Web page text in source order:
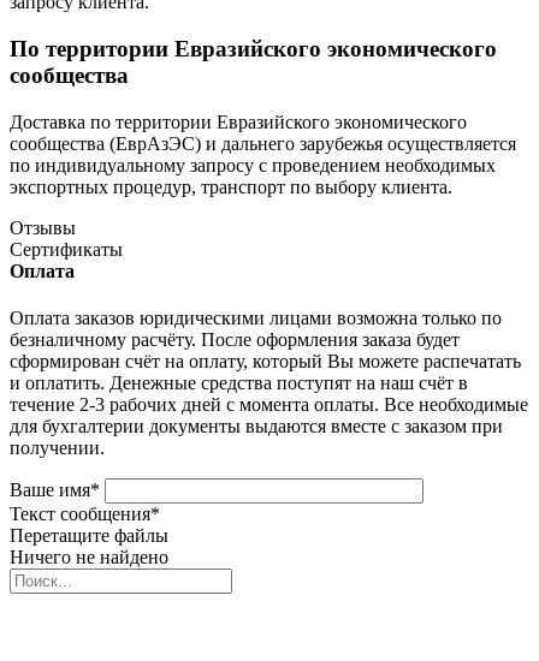
По территории Евразийского экономического
сообщества
Доставка по территории Евразийского экономического
сообщества (ЕврАзЭС) и дальнего зарубежья осуществляется
по индивидуальному запросу с проведением необходимых
экспортных процедур, транспорт по выбору клиента.
Отзывы
Сертификаты
Оплата
Оплата заказов юридическими лицами возможна только по
безналичному расчёту. После оформления заказа будет
сформирован счёт на оплату, который Вы можете распечатать
и оплатить. Денежные средства поступят на наш счёт в
течение 2-3 рабочих дней с момента оплаты. Все необходимые
для бухгалтерии документы выдаются вместе с заказом при
получении.
Ваше имя*
Текст сообщения*
Перетащите файлы
Ничего не найдено